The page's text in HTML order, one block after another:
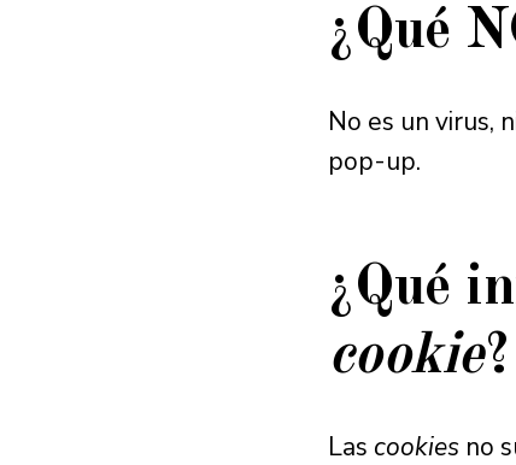
¿Qué
No es un virus,
pop-up.
¿Qué
cookie?
Las cookies no